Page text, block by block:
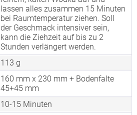
lassen alles zusammen 15 Minuten
bei Raumtemperatur ziehen. Soll
der Geschmack intensiver sein,
kann die Ziehzeit auf bis zu 2
Stunden verlängert werden.
113 g
160 mm x 230 mm + Bodenfalte
45+45 mm
10-15 Minuten